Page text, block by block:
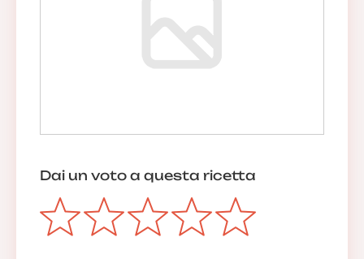
Dai un voto a questa ricetta